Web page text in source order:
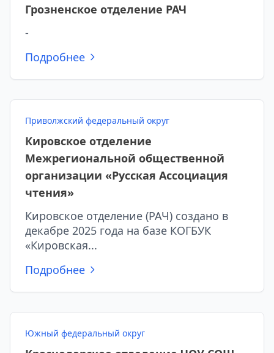
Грозненское отделение РАЧ
-
Подробнее
Приволжский федеральный округ
Кировское отделение
Межрегиональной общественной
организации «Русская Ассоциация
чтения»
Кировское отделение (РАЧ) создано в
декабре 2025 года на базе КОГБУК
«Кировская...
Подробнее
Южный федеральный округ